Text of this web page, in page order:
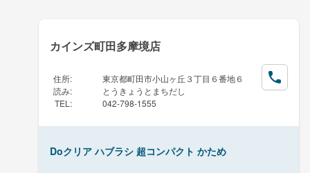
カインズ町田多摩境店
住所:
東京都町田市小山ヶ丘３丁目６番地６
読み:
とうきょうとまちだし
TEL : 042-798-1555
Doクリア ハブラシ 超コンパクト かため